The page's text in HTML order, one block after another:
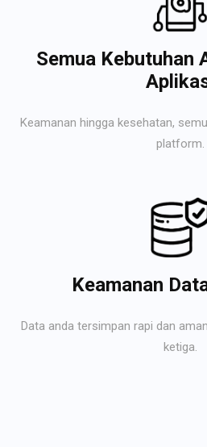
Semua Kebutuhan
Keamanan hingga kesehatan,
platform.
Keamanan
Data anda tersimpan rapi dan
ketiga.